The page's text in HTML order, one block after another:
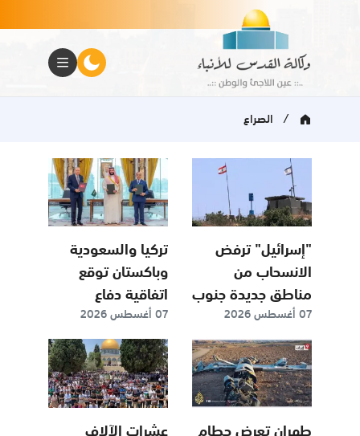
/ الصراع
"إسرائيل" ترفض
الانسحاب من
مناطق جديدة جنوب
لبنان
07 أغسطس 2026
تركيا والسعودية
وباكستان توقع
اتفاقية دفاع
مشترك.. وايران
تحذر: الاتفاق “لن
يضمن أمن
المملكة”
07 أغسطس 2026
طهران تعرض حطام
عشرات الآلاف